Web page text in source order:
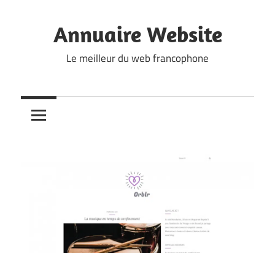
contentAnnuaire Website
Le meilleur du web francophone